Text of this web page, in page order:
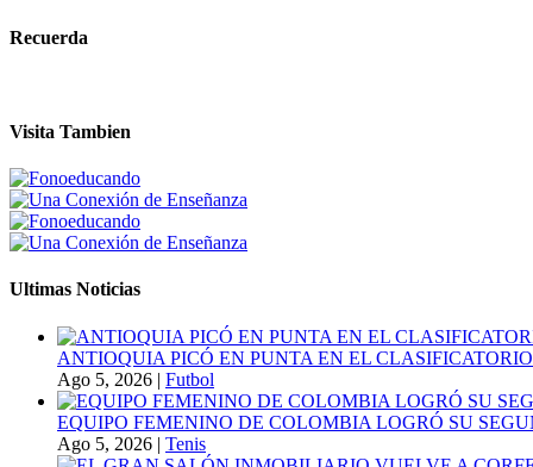
Recuerda
Visita Tambien
Ultimas Noticias
ANTIOQUIA PICÓ EN PUNTA EN EL
Ago 5, 2026 | Futbol
EQUIPO FEMENINO DE COLOMBIA LOGRÓ SU
Ago 5, 2026 | Tenis